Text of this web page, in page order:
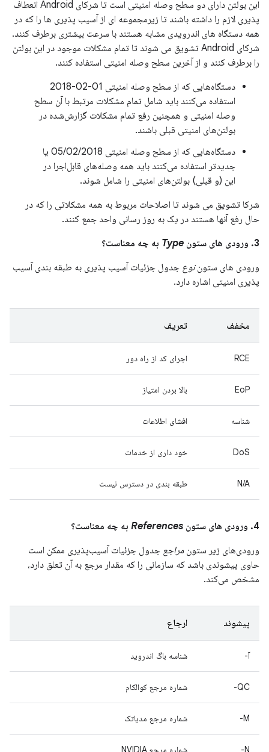
این بولتن دارای دو سطح وصله امنیتی است تا شرکای Android انعطاف
پذیری لازم را داشته باشند تا زیرمجموعه ای از آسیب پذیری ها را که در
همه دستگاه های اندرویدی مشابه هستند با سرعت بیشتری برطرف کنند.
شرکای Android تشویق می شوند تا تمام مشکلات موجود در این بولتن
را برطرف کنند و از آخرین سطح وصله امنیتی استفاده کنند.
دستگاه‌هایی که از سطح وصله امنیتی 01-02-2018
استفاده می‌کنند باید شامل تمام مشکلات مرتبط با آن سطح
وصله امنیتی و همچنین رفع تمام مشکلات گزارش‌شده در
بولتن‌های امنیتی قبلی باشند.
دستگاه‌هایی که از سطح وصله امنیتی 05/02/2018 یا
جدیدتر استفاده می‌کنند باید همه وصله‌های قابل‌اجرا در
این (و قبلی) بولتن‌های امنیتی را شامل شوند.
شرکا تشویق می شوند تا اصلاحات مربوط به همه مشکلاتی را که در
حال رفع آنها هستند در یک به روز رسانی واحد جمع کنند.
3. ورودی های ستون
Type به چه معناست؟
ورودی های ستوننوع جدول جزئیات آسیب پذیری به طبقه بندی آسیب
پذیری امنیتی اشاره دارد.
مخفف تعریف
RCE اجرای کد از راه دور
EoP بالا بردن امتیاز
شناسه افشای اطلاعات
DoS خود داری از خدمات
N/A طبقه بندی در دسترس نیست
4. ورودی های ستون References به چه معناست؟
ورودی‌های زیر ستون مراجع جدول جزئیات آسیب‌پذیری ممکن است
حاوی پیشوندی باشد که سازمانی را که مقدار مرجع به آن تعلق دارد،
مشخص می‌کند.
پیشوند ارجاع
آ- شناسه باگ اندروید
QC- شماره مرجع کوالکام
M- شماره مرجع مدیاتک
N- شماره مرجع NVIDIA